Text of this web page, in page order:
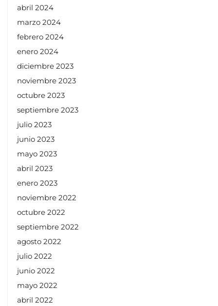
abril 2024
marzo 2024
febrero 2024
enero 2024
diciembre 2023
noviembre 2023
octubre 2023
septiembre 2023
julio 2023
junio 2023
mayo 2023
abril 2023
enero 2023
noviembre 2022
octubre 2022
septiembre 2022
agosto 2022
julio 2022
junio 2022
mayo 2022
abril 2022